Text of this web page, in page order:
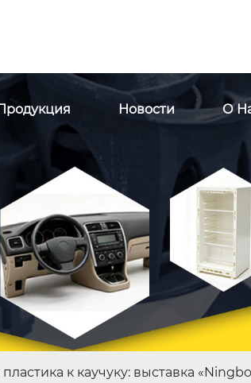
Новости О
к каучуку: выставка